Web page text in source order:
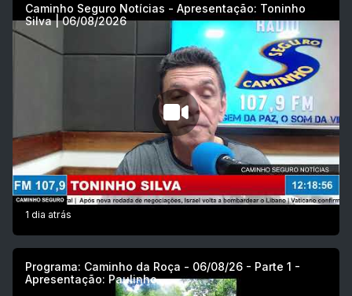
Caminho Seguro Notícias - Apresentação: Toninho
Silva | 06/08/2026
1 dia atrás
Programa: Caminho da Roça - 06/08/26 - Parte 1 -
Apresentação: Paulinho